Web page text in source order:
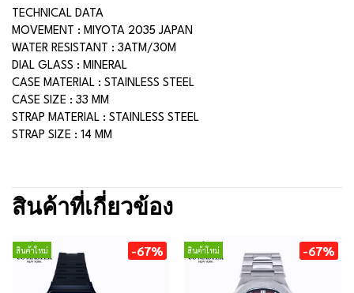
TECHNICAL DATA
MOVEMENT : MIYOTA 2035 JAPAN
WATER RESISTANT : 3ATM/30M
DIAL GLASS : MINERAL
CASE MATERIAL : STAINLESS STEEL
CASE SIZE : 33 MM
STRAP MATERIAL : STAINLESS STEEL
STRAP SIZE : 14 MM
สินค้าที่เกี่ยวข้อง
สินค้าใหม่ -67% สินค้าใหม่ -67%